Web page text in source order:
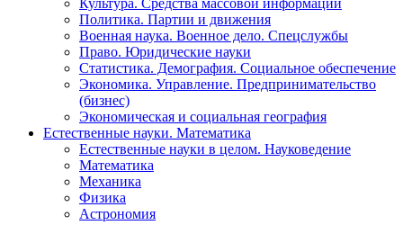
Политика. Партии и движения
Военная наука. Военное дело. Спецслужбы
Право. Юридические науки
Статистика. Демография. Социальное обеспечение
Экономика. Управление. Предпринимательство
(бизнес)
Экономическая и социальная география
Естественные науки. Математика
Естественные науки в целом. Науковедение
Математика
Механика
Физика
Астрономия